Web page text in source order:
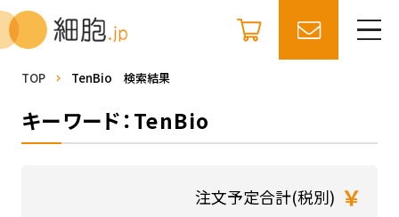
TOP TenBio 検索結果
キーワード：TenBio
注文予定合計(税別) ￥